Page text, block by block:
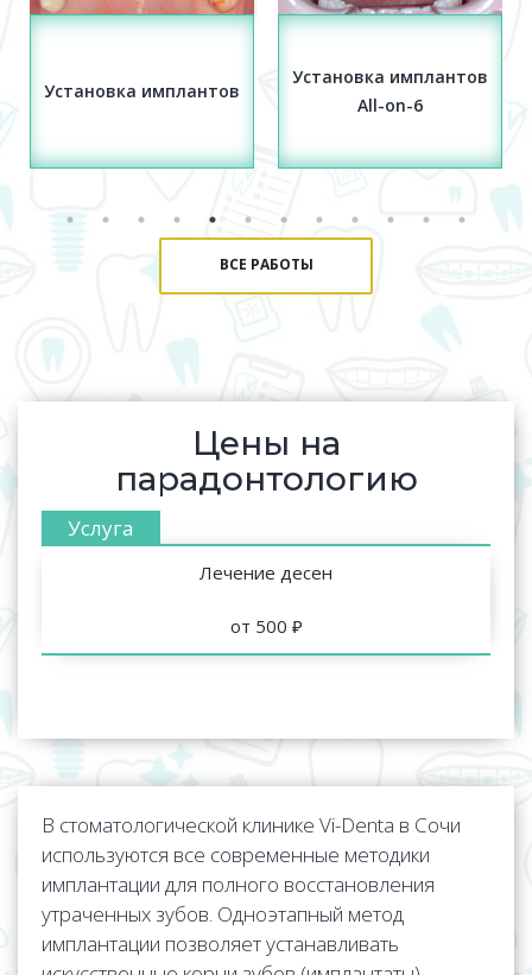
All-on-6
Исправление
глубокого прикуса
ВСЕ РАБОТЫ
Цены на
парадонтологию
Лечение десен
от 500 ₽
В стоматологической клинике Vi-Denta в Сочи
используются все современные методики
имплантации для полного восстановления
утраченных зубов. Одноэтапный метод
имплантации позволяет устанавливать